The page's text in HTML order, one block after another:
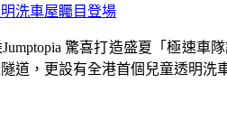
洗車屋矚目登場
驚喜打造盛夏「極速
道，更設有全港首個兒童透明洗